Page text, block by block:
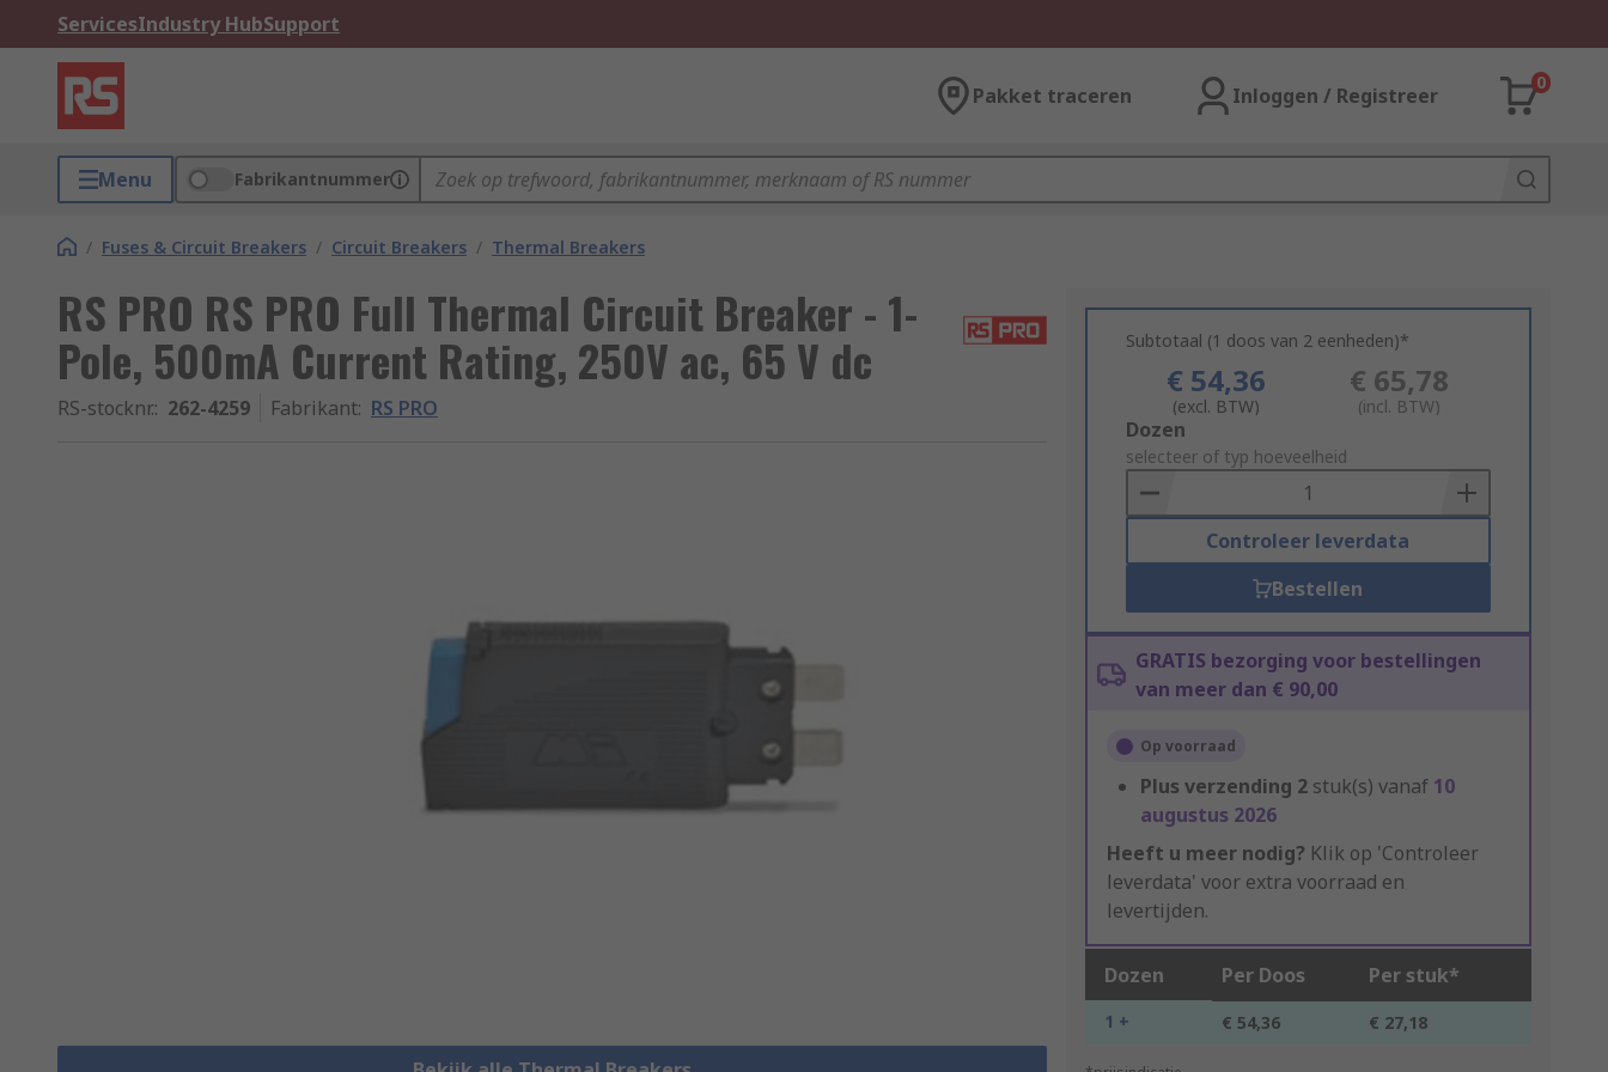
ServicesIndustry HubSupport
Pakket traceren Inloggen / Registreer
0
Menu Fabrikantnummer
/ Fuses & Circuit Breakers / Circuit Breakers / Thermal Breakers
RS PRO RS PRO Full Thermal Circuit Breaker - 1-
Pole, 500mA Current Rating, 250V ac, 65 V dc
RS-stocknr.: 262-4259 Fabrikant: RS PRO
Subtotaal (1 doos van 2 eenheden)*
€ 54,36
(excl. BTW)
€ 65,78
(incl. BTW)
Add
to
Basket
Dozen
selecteer of typ hoeveelheid
Controleer leverdata
Bestellen
GRATIS bezorging voor bestellingen
van meer dan € 90,00
Op voorraad
Plus verzending 2 stuk(s) vanaf 10
augustus 2026
Heeft u meer nodig? Klik op 'Controleer
leverdata' voor extra voorraad en
levertijden.
Dozen Per Doos Per stuk*
1 + € 54,36 € 27,18